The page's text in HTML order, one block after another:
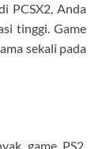
PCSX2, Anda
tinggi. Game
sekali pada
game PS2,